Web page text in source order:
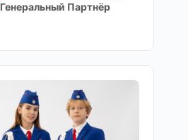
Генеральный Партнёр